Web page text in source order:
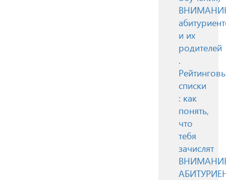
и их
родителей
.
списки
: как
понять,
что
тебя
зачислят